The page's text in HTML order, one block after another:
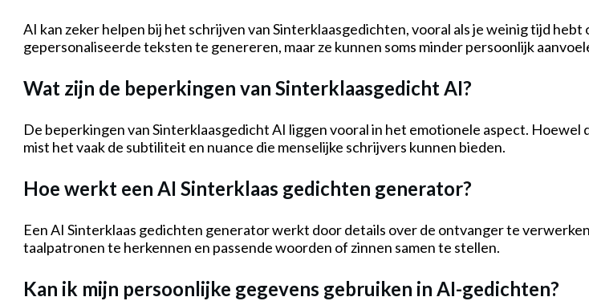
AI kan zeker helpen bij het schrijven van Sinterklaasgedichten, vooral als je weinig tijd
gepersonaliseerde teksten te genereren, maar ze kunnen soms minder persoonlijk
Wat zijn de beperkingen van Sinterklaasgedicht AI?
De beperkingen van Sinterklaasgedicht AI liggen vooral in het emotionele aspect.
mist het vaak de subtiliteit en nuance die menselijke schrijvers kunnen bieden.
Hoe werkt een AI Sinterklaas gedichten generator?
Een AI Sinterklaas gedichten generator werkt door details over de ontvanger te
taalpatronen te herkennen en passende woorden of zinnen samen te stellen.
Kan ik mijn persoonlijke gegevens gebruiken in AI-gedichten?